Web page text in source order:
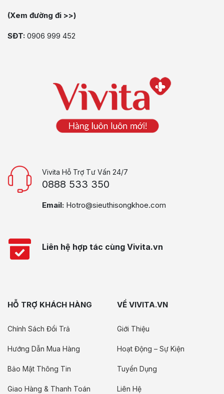
(Xem đường đi >>)
SĐT: 0906 999 452
Vivita Hỗ Trợ Tư Vấn 24/7
0888 533 350
Email: Hotro@sieuthisongkhoe.com
Liên hệ hợp tác cùng Vivita.vn
HỖ TRỢ KHÁCH HÀNG
Chính Sách Đổi Trả
Hướng Dẫn Mua Hàng
Bảo Mật Thông Tin
Giao Hàng & Thanh Toán
VỀ VIVITA.VN
Giới Thiệu
Hoạt Động – Sự Kiện
Tuyển Dụng
Liên Hệ